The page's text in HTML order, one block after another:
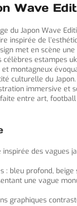
Wave
du Japon Wave
inspirée de
met en scène
estampes
montagneux
culturelle du
immersive et
entre art,
des vagues
: bleu profond,
une vague
graphiques